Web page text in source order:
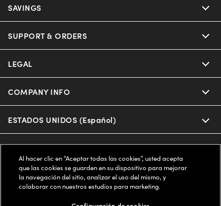
Ray-Ban
Miu Miu
Prada
Michael Kors
Coach
Our Eyeglasses
Our Sunglasses
Eyewear Trends
Our Lenses
Schedule an Eye Exam
SAVINGS
Offers & Discount
Insurance
AARP Members
SUPPORT & ORDERS
Help Center
Online Order Status
Frame Advisor
Style Guide
LEGAL
Privacy Policy
Terms of Use
Notice of Financial Incentive
Independent Doctor's Notice
COMPANY INFO
About us
Accessibility
Our Flagship Stores
ESTADOS UNIDOS (Español)
Buy now, pay later with Klarna*, Affirm or Cash App Afterpay.
Learn More
Al hacer clic en “Aceptar todas las cookies”, usted acepta
que las cookies se guarden en su dispositivo para mejorar
la navegación del sitio, analizar el uso del mismo, y
colaborar con nuestros estudios para marketing.